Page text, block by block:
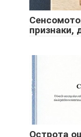
признаки,
Острота